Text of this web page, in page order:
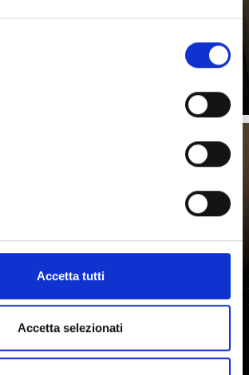
Accetta tutti
Accetta selezionati
in Val Venosta, i vecchi canali d'irrigazione
di più